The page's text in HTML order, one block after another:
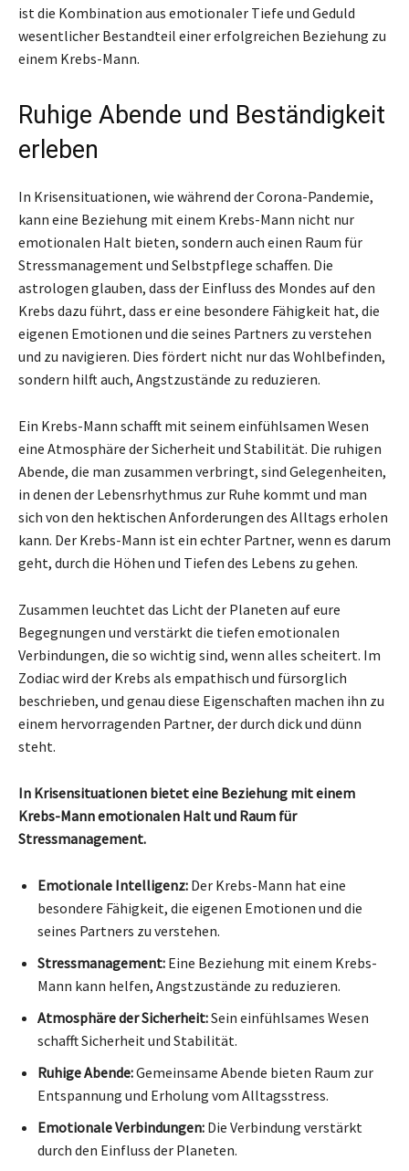
ist die Kombination aus emotionaler Tiefe und Geduld
wesentlicher Bestandteil einer erfolgreichen Beziehung zu
einem Krebs-Mann.
Ruhige Abende und Beständigkeit
erleben
In Krisensituationen, wie während der Corona-Pandemie,
kann eine Beziehung mit einem Krebs-Mann nicht nur
emotionalen Halt bieten, sondern auch einen Raum für
Stressmanagement und Selbstpflege schaffen. Die
astrologen glauben, dass der Einfluss des Mondes auf den
Krebs dazu führt, dass er eine besondere Fähigkeit hat, die
eigenen Emotionen und die seines Partners zu verstehen
und zu navigieren. Dies fördert nicht nur das Wohlbefinden,
sondern hilft auch, Angstzustände zu reduzieren.
Ein Krebs-Mann schafft mit seinem einfühlsamen Wesen
eine Atmosphäre der Sicherheit und Stabilität. Die ruhigen
Abende, die man zusammen verbringt, sind Gelegenheiten,
in denen der Lebensrhythmus zur Ruhe kommt und man
sich von den hektischen Anforderungen des Alltags erholen
kann. Der Krebs-Mann ist ein echter Partner, wenn es darum
geht, durch die Höhen und Tiefen des Lebens zu gehen.
Zusammen leuchtet das Licht der Planeten auf eure
Begegnungen und verstärkt die tiefen emotionalen
Verbindungen, die so wichtig sind, wenn alles scheitert. Im
Zodiac wird der Krebs als empathisch und fürsorglich
beschrieben, und genau diese Eigenschaften machen ihn zu
einem hervorragenden Partner, der durch dick und dünn
steht.
In Krisensituationen bietet eine Beziehung mit einem
Krebs-Mann emotionalen Halt und Raum für
Stressmanagement.
Emotionale Intelligenz: Der Krebs-Mann hat eine
besondere Fähigkeit, die eigenen Emotionen und die
seines Partners zu verstehen.
Stressmanagement: Eine Beziehung mit einem Krebs-
Mann kann helfen, Angstzustände zu reduzieren.
Atmosphäre der Sicherheit:Sein einfühlsames Wesen
schafft Sicherheit und Stabilität.
Ruhige Abende:Gemeinsame Abende bieten Raum zur
Entspannung und Erholung vom Alltagsstress.
Emotionale Verbindungen: Die Verbindung verstärkt
durch den Einfluss der Planeten.